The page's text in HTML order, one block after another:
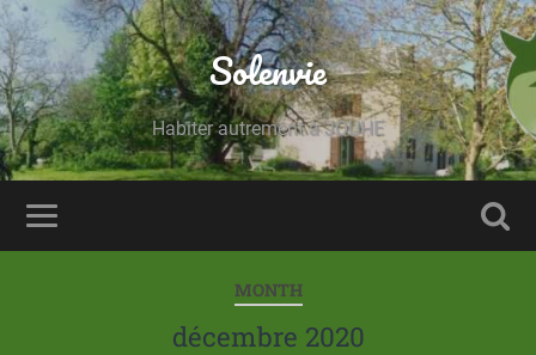
Solenvie
Habiter autrement à JOUHE
MONTH
décembre 2020